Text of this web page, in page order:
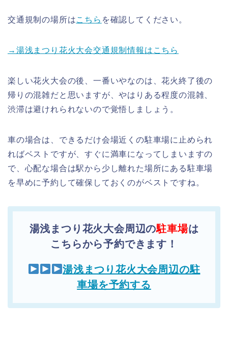
交通規制の場所はこちら を確認してください。
→湯浅まつり花火大会交通規制情報はこちら
楽しい花火大会の後、一番いやなのは、花火終了後の
帰りの混雑だと思いますが、やはりある程度の混雑、
渋滞は避けれられないので覚悟しましょう。
車の場合は、できるだけ会場近くの駐車場に止められ
ればベストですが、すぐに満車になってしまいますの
で、心配な場合は駅から少し離れた場所にある駐車場
を早めに予約して確保しておくのがベストですね。
湯浅まつり花火大会周辺の駐車場は
こちらから予約できます！
湯浅まつり花火大会周辺の駐
車場を予約する